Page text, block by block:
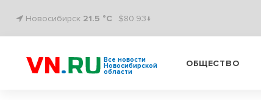
Новосибирск 21.5 °C $80.93↓
Все новости
Новосибирской
области
ОБЩЕСТВО